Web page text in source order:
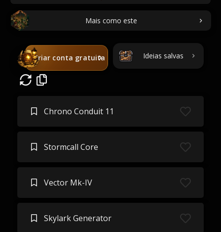
Mais como este
Criar conta gratuita Ideias salvas
Chrono Conduit 11
Stormcall Core
Vector Mk-IV
Skylark Generator